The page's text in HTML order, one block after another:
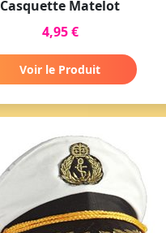
Casquette Matelot
4,95 €
Voir le Produit